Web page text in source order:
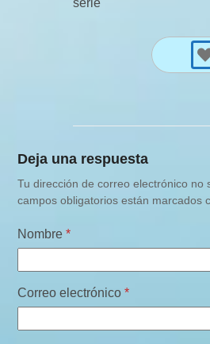
serie
Deja una respuesta
Tu dirección de correo electrónico no
campos obligatorios están marcados
Nombre*
Correo electrónico*